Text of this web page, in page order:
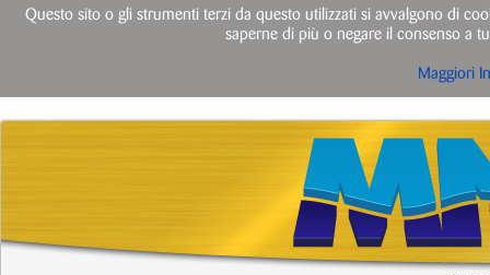
Questo sito o gli strumenti terzi da questo utilizzati si avvalgono di
saperne di più o negare il consenso a
Maggiori